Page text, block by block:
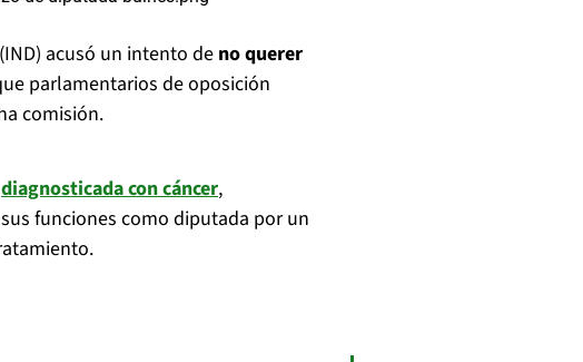
acusó un intento de no querer
parlamentarios de oposición
comisión.
diagnosticada con cáncer,
funciones como diputada por un